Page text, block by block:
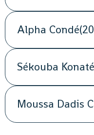
Alpha
Sékouba
Moussa Dadis